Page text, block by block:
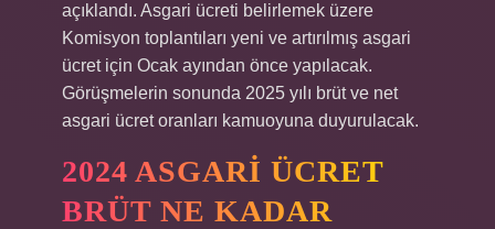
açıklandı. Asgari ücreti belirlemek üzere
Komisyon toplantıları yeni ve artırılmış asgari
ücret için Ocak ayından önce yapılacak.
Görüşmelerin sonunda 2025 yılı brüt ve net
asgari ücret oranları kamuoyuna duyurulacak.
2024 ASGARI ÜCRET
BRÜT NE KADAR